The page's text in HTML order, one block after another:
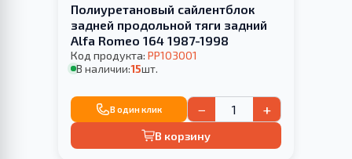
Полиуретановый сайлентблок
задней продольной тяги задний
Alfa Romeo 164 1987-1998
Код продукта: PP103001
В наличии:15шт.
В один клик − +
В корзину